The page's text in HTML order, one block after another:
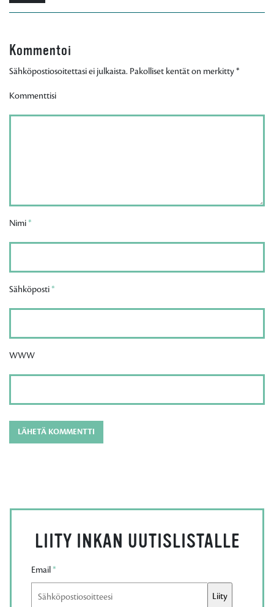
Kommentoi
Sähköpostiosoitettasi ei julkaista. Pakolliset kentät on merkitty*
Kommenttisi
Nimi*
Sähköposti*
WWW
LIITY INKAN UUTISLISTALLE
Email*